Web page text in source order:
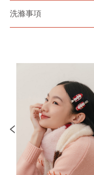
洗滌事項